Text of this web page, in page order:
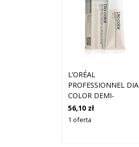
L’ORÉAL
PROFESSIONNEL DIA
COLOR DEMI-
PERMANENTNA
FARBA DO WŁOSÓW
56,10 zł
1 oferta